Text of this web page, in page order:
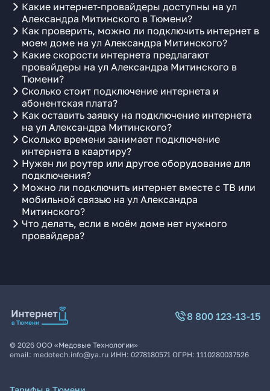
Какие интернет-провайдеры доступны на ул
Александра Митинского в Тюмени?
Как проверить, можно ли подключить интернет в
моем доме на ул Александра Митинского?
Какие скорости интернета предлагают
провайдеры на ул Александра Митинского в
Тюмени?
Сколько стоит подключение интернета и
абонентская плата?
Как оставить заявку на подключение интернета
на ул Александра Митинского?
Сколько времени занимает подключение
интернета в квартиру?
Нужен ли роутер или другое оборудование для
подключения?
Можно ли подключить интернет вместе с ТВ или
мобильной связью на ул Александра
Митинского?
Что делать, если в моём доме нет нужного
провайдера?
8 800 123-13-15
© 2026 ООО «Медовые Технологии»
email: medotech.info@ya.ru ИНН: 0278180571 ОГРН: 1110280037526